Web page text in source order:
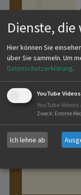
WILDSCHÄDEN
UND
Dienste,
Hier können Sie
über Sie sammeln. Um
Datenschutzerklärung.
YouTube Videos
YouTube Videos
Zweck: Externe
Ich lehne ab